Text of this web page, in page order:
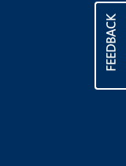
FEEDBACK